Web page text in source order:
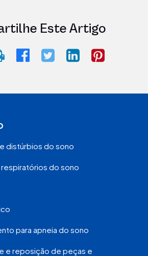
Este Artigo
distúrbios do sono
do sono
para apneia do sono
e reposição de peças e